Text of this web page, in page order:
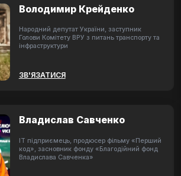
Володимир Крейденко
Народний депутат України, заступник
Голови Комітету ВРУ з питань транспорту та
інфраструктури
ЗВ'ЯЗАТИСЯ
Владислав Савченко
ІТ підприємець, продюсер фільму «Перший
код», засновник фонду «Благодійний фонд
Владислава Савченка»